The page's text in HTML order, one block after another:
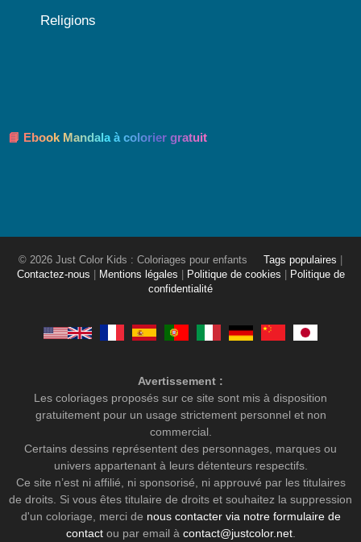
Religions
📘 Ebook Mandala à colorier gratuit
© 2026 Just Color Kids : Coloriages pour enfants Tags populaires
Contactez-nous
Mentions légales Politique de cookies
Politique de
confidentialité
Avertissement :
Les coloriages proposés sur ce site sont mis à disposition
gratuitement pour un usage strictement personnel et non
commercial.
Certains dessins représentent des personnages, marques ou
univers appartenant à leurs détenteurs respectifs.
Ce site n’est ni affilié, ni sponsorisé, ni approuvé par les titulaires
de droits. Si vous êtes titulaire de droits et souhaitez la suppression
d'un coloriage, merci de nous contacter via notre formulaire de
contactou par email à contact@justcolor.net.